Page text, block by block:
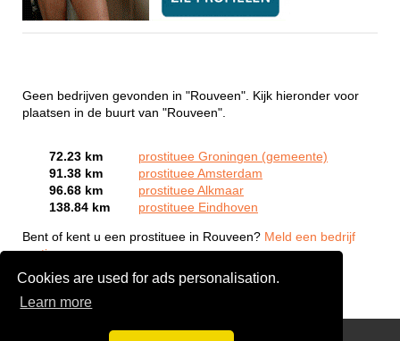
Cookies are used for ads personalisation.
Learn more
Geen bedrijven gevonden in "Rouveen". Kijk hieronder voor
plaatsen in de buurt van "Rouveen".
72.23 km
prostituee Groningen (gemeente)
91.38 km
prostituee Amsterdam
96.68 km
prostituee Alkmaar
138.84 km
prostituee Eindhoven
Bent of kent u een prostituee in Rouveen? Meld een bedrijf
gratis aan